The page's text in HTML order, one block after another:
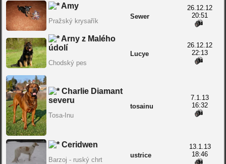
Amy
Pražský krysařík
Sewer
26.12.12
20:51
Arny z Malého
údolí
Chodský pes
Lucye
26.12.12
22:13
Charlie Diamant
severu
Tosa-Inu
tosainu
7.1.13
16:32
Ceridwen
Barzoj - ruský chrt
ustrice
13.1.13
18:46